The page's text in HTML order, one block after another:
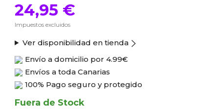
24,95 €
Impuestos excluidos
Ver disponibilidad en tienda
Envío a domicilio por 4.99€
Envíos a toda Canarias
100% Pago seguro y protegido
Fuera de Stock